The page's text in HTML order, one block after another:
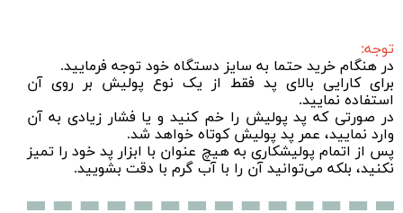
توجه:
در هنگام خرید حتما به سایز دستگاه خود توجه فرمایید.
برای کارایی بالای پد فقط از یک نوع پولیش بر روی آن
استفاده نمایید.
در صورتی که پد پولیش را خم کنید و یا فشار زیادی به آن
وارد نمایید، عمر پد پولیش کوتاه خواهد شد.
پس از اتمام پولیشکاری به هیچ عنوان با ابزار پد خود را تمیز
نکنید، بلکه می‌توانید آن را با آب گرم با دقت بشویید.